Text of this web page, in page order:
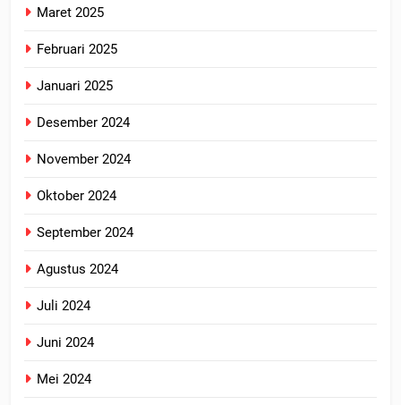
Maret 2025
Februari 2025
Januari 2025
Desember 2024
November 2024
Oktober 2024
September 2024
Agustus 2024
Juli 2024
Juni 2024
Mei 2024